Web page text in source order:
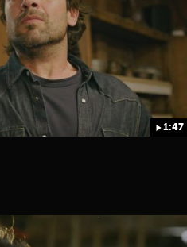
1:47